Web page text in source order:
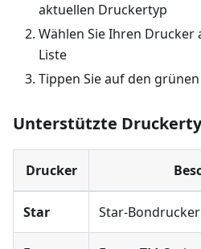
aktuellen Druckertyp
Wählen Sie Ihren Drucker
Liste
Tippen Sie auf den
Unterstützte
Drucker
Star Star-Bondrucker